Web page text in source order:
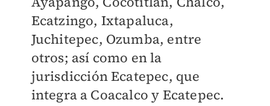
Ecatzingo, Ixtapaluca,
Juchitepec, Ozumba, entre
otros; así como en la
jurisdicción Ecatepec, que
integra a Coacalco y Ecatepec.